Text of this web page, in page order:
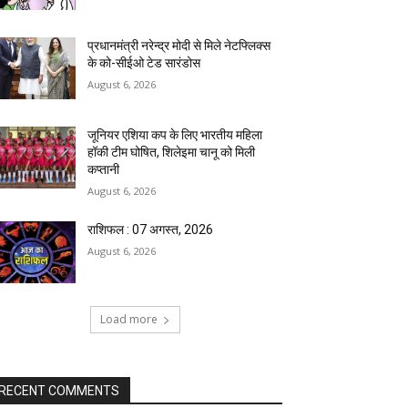
प्रधानमंत्री नरेन्द्र मोदी से मिले नेटफ्लिक्स
के को-सीईओ टेड सारंडोस
August 6, 2026
जूनियर एशिया कप के लिए भारतीय महिला
हॉकी टीम घोषित, शिलेइमा चानू को मिली
कप्तानी
August 6, 2026
राशिफल : 07 अगस्त, 2026
August 6, 2026
Load more
COMMENTS